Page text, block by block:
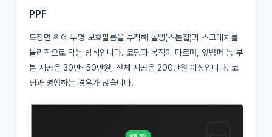
PPF
도장면 위에 투명 보호필름을 부착해 돌빵(스톤칩)과 스크래치를
물리적으로 막는 방식입니다. 코팅과 목적이 다르며, 앞범퍼 등 부
분 시공은 30만~50만원, 전체 시공은 200만원 이상입니다. 코
팅과 병행하는 경우가 많습니다.